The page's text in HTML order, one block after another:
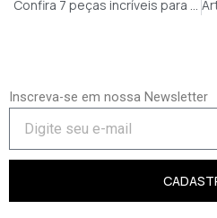
Confira 7 peças incríveis para transformar ambientes:
Inscreva-se em nossa Newsletter